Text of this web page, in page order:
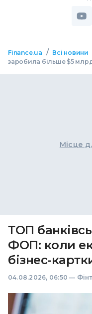
Finance.ua / Всі новини
заробила більше $5
Місце
ТОП
ФОП: коли
бізнес-
04.08.2026, 06:50 —